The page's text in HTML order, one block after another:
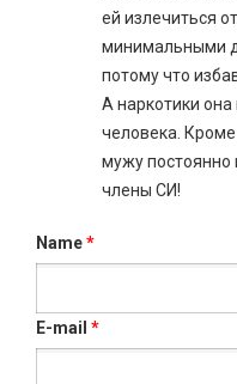
ей излечиться
минимальными
потому что
А наркотики она
человека. Кроме
мужу постоянно
члены СИ!
Name*
E-mail *